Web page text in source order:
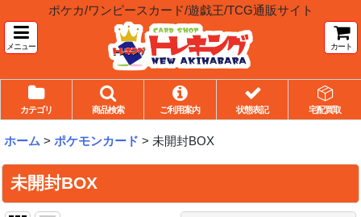
ポケカ/ワンピースカード/遊戯王/TCG通販サイト
メニュー カート
カテゴリ 商品検索 ご利用案内 状態表記 宅配買取
ホーム > ポケモンカード > 未開封BOX
未開封BOX